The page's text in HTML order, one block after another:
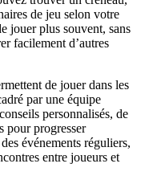
de jeu selon votre
jouer plus souvent, sans
facilement d’autres
de jouer dans les
par une équipe
personnalisés, de
pour progresser
événements réguliers,
entre joueurs et